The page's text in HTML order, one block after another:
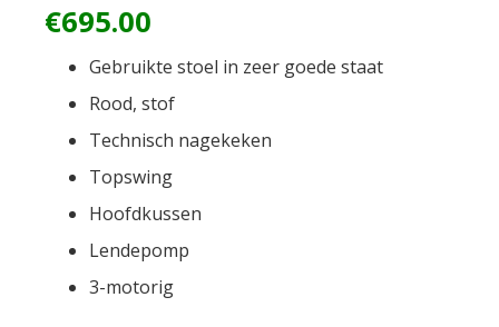
€695.00
Gebruikte stoel in zeer goede staat
Rood, stof
Technisch nagekeken
Topswing
Hoofdkussen
Lendepomp
3-motorig